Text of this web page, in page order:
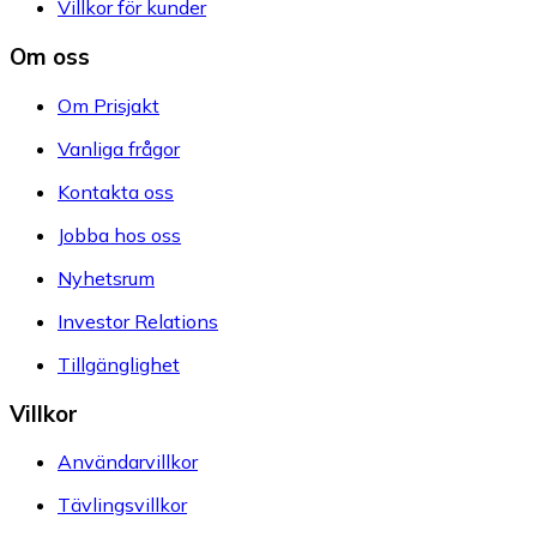
Villkor för kunder
Om oss
Om Prisjakt
Vanliga frågor
Kontakta oss
Jobba hos oss
Nyhetsrum
Investor Relations
Tillgänglighet
Villkor
Användarvillkor
Tävlingsvillkor